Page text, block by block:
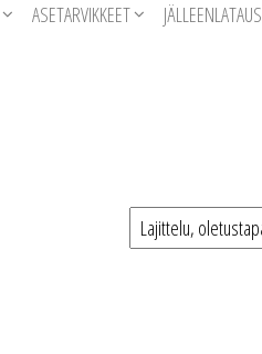
ASETARVIKKEET JÄLLEENLATAUS